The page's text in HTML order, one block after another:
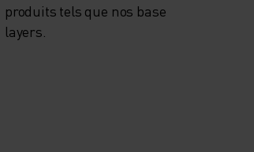
produits tels que nos base
layers.